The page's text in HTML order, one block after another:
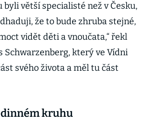
byli větší specialisté než v Česku,
že to bude zhruba stejné,
vidět děti a vnoučata,“ řekl
Schwarzenberg, který ve Vídni
svého života a měl tu část
kruhu